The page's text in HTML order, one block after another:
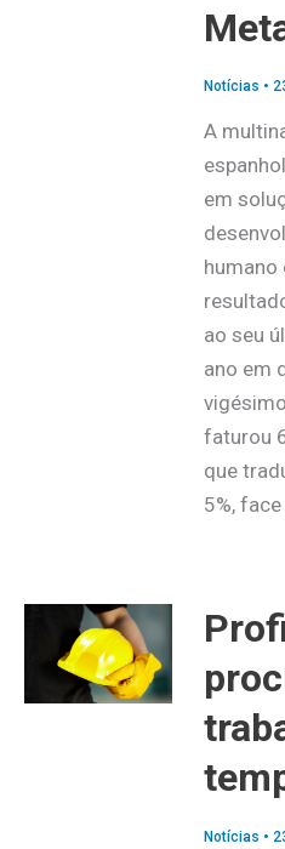
Notícias •
A
em
humano
ao seu
ano em
faturou
que
5%,
Notícias •